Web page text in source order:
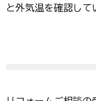
と外気温を確認して